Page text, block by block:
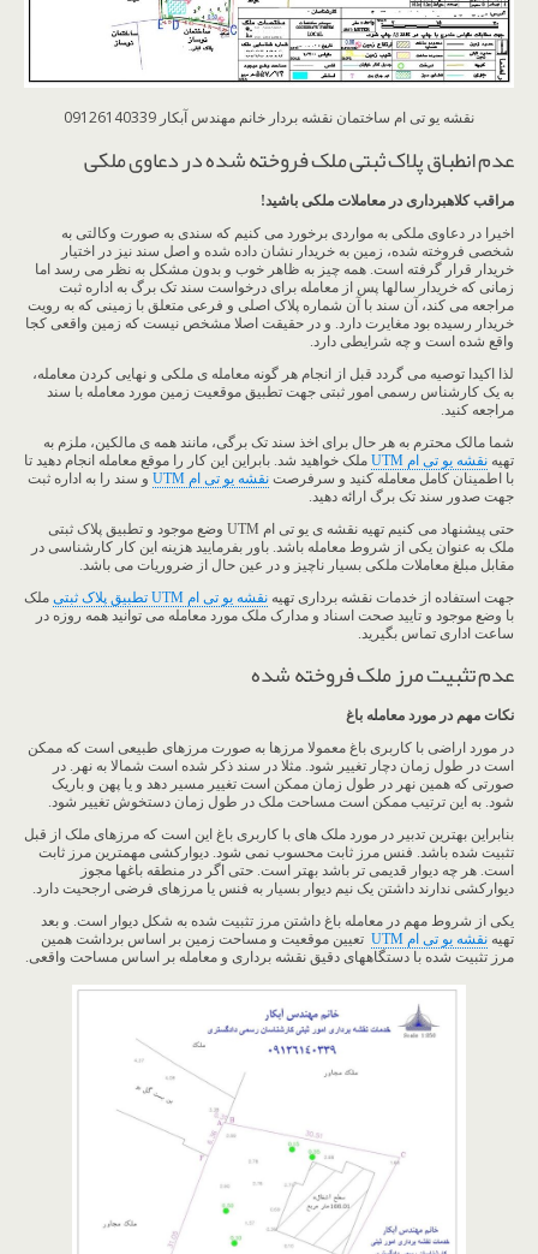
نقشه یو تی ام ساختمان نقشه بردار خانم مهندس آبکار 09126140339
عدم انطباق پلاک ثبتی ملک فروخته شده در دعاوی ملکی
مراقب کلاهبرداری در معاملات ملکی باشید!
اخیرا در دعاوی ملکی به مواردی برخورد می کنیم که سندی به صورت وکالتی به
شخصی فروخته شده، زمین به خریدار نشان داده شده و اصل سند نیز در اختیار
خریدار قرار گرفته است. همه چیز به ظاهر خوب و بدون مشکل به نظر می رسد اما
زمانی که خریدار سالها پس از معامله برای درخواست سند تک برگ به اداره ثبت
مراجعه می کند، آن سند با آن شماره پلاک اصلی و فرعی متعلق با زمینی که به رویت
خریدار رسیده بود مغایرت دارد. و در حقیقت اصلا مشخص نیست که زمین واقعی کجا
واقع شده است و چه شرایطی دارد.
لذا اکیدا توصیه می گردد قبل از انجام هر گونه معامله ی ملکی و نهایی کردن معامله،
به یک کارشناس رسمی امور ثبتی جهت تطبیق موقعیت زمین مورد معامله با سند
مراجعه کنید.
شما مالک محترم به هر حال برای اخذ سند تک برگی، مانند همه ی مالکین، ملزم به
تهیه نقشه یو تی ام UTM
ملک خواهید شد. بابراین این کار را موقع معامله انجام دهید تا
با اطمینان کامل معامله کنید و سرفرصت نقشه یو تی ام UTM
و سند را به اداره ثبت
جهت صدور سند تک برگ ارائه دهید.
حتی پیشنهاد می کنیم تهیه نقشه ی یو تی ام UTM وضع موجود و تطبیق پلاک ثبتی
ملک به عنوان یکی از شروط معامله باشد. باور بفرمایید هزینه این کار کارشناسی در
مقابل مبلغ معاملات ملکی بسیار ناچیز و در عین حال از ضروریات می باشد.
جهت استفاده از خدمات نقشه برداری تهیه نقشه یو تی ام UTM تطبیق پلاک ثبتی
ملک
با وضع موجود و تایید صحت اسناد و مدارک ملک مورد معامله می توانید همه روزه در
ساعت اداری تماس بگیرید.
عدم تثبیت مرز ملک فروخته شده
نکات مهم در مورد معامله باغ
در مورد اراضی با کاربری باغ معمولا مرزها به صورت مرزهای طبیعی است که ممکن
است در طول زمان دچار تغییر شود. مثلا در سند ذکر شده است شمالا به نهر. در
صورتی که همین نهر در طول زمان ممکن است تغییر مسیر دهد و یا پهن و باریک
شود. به این ترتیب ممکن است مساحت ملک در طول زمان دستخوش تغییر شود.
بنابراین بهترین تدبیر در مورد ملک های با کاربری باغ این است که مرزهای ملک از قبل
تثبیت شده باشد. فنس مرز ثابت محسوب نمی شود. دیوارکشی مهمترین مرز ثابت
است. هر چه دیوار قدیمی تر باشد بهتر است. حتی اگر در منطقه باغها مجوز
دیوارکشی ندارند داشتن یک نیم دیوار بسیار به فنس یا مرزهای فرضی ارجحیت دارد.
یکی از شروط مهم در معامله باغ داشتن مرز تثبیت شده به شکل دیوار است. و بعد
تهیه نقشه یو تی ام UTM
تعیین موقعیت و مساحت زمین بر اساس برداشت همین
مرز تثبیت شده با دستگاههای دقیق نقشه برداری و معامله بر اساس مساحت واقعی.